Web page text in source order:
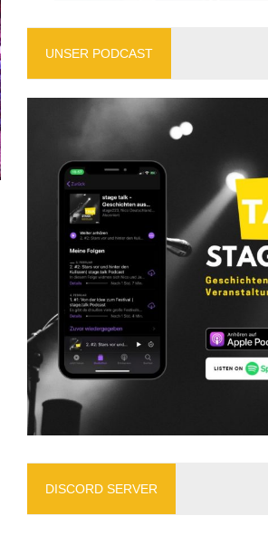
UNSER PODCAST
DISCORD SERVER